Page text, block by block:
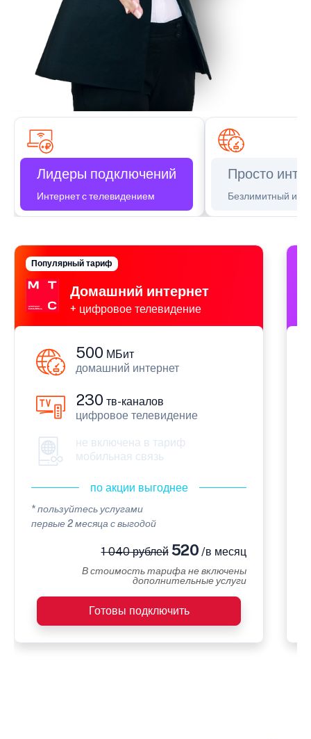
Лидеры подключений
Интернет с телевидением
Просто
Безлимитный
Домашний интернет
+ цифровое телевидение
Популярный тариф
500 МБит
домашний интернет
230 тв-каналов
цифровое телевидение
не включена в тариф
мобильная связь
по акции выгоднее
* пользуйтесь услугами
первые 2 месяца с выгодой
1 040 рублей520 /в месяц
В стоимость тарифа не включены
дополнительные услуги
Готовы подключить